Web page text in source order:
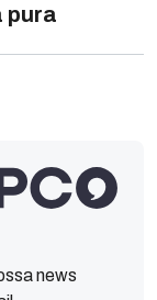
pura
news